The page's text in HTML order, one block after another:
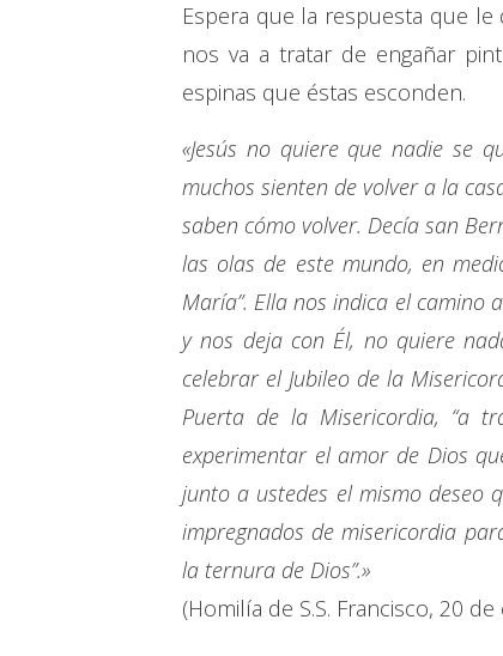
Espera que la respuesta que
nos va a tratar de engañar
espinas que éstas esconden.
«Jesús no quiere que nadie se
muchos sienten de volver a la
saben cómo volver. Decía san
las olas de este mundo, en
María”. Ella nos indica el camino
y nos deja con Él, no quiere
celebrar el Jubileo de la
Puerta de la Misericordia, “a
experimentar el amor de Dios
junto a ustedes el mismo deseo
impregnados de misericordia
la ternura de Dios”.»
(Homilía de S.S. Francisco, 20